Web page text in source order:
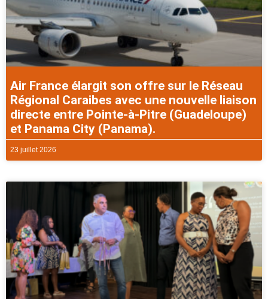
Air France élargit son offre sur le Réseau
Régional Caraibes avec une nouvelle liaison
directe entre Pointe-à-Pitre (Guadeloupe)
et Panama City (Panama).
23 juillet 2026